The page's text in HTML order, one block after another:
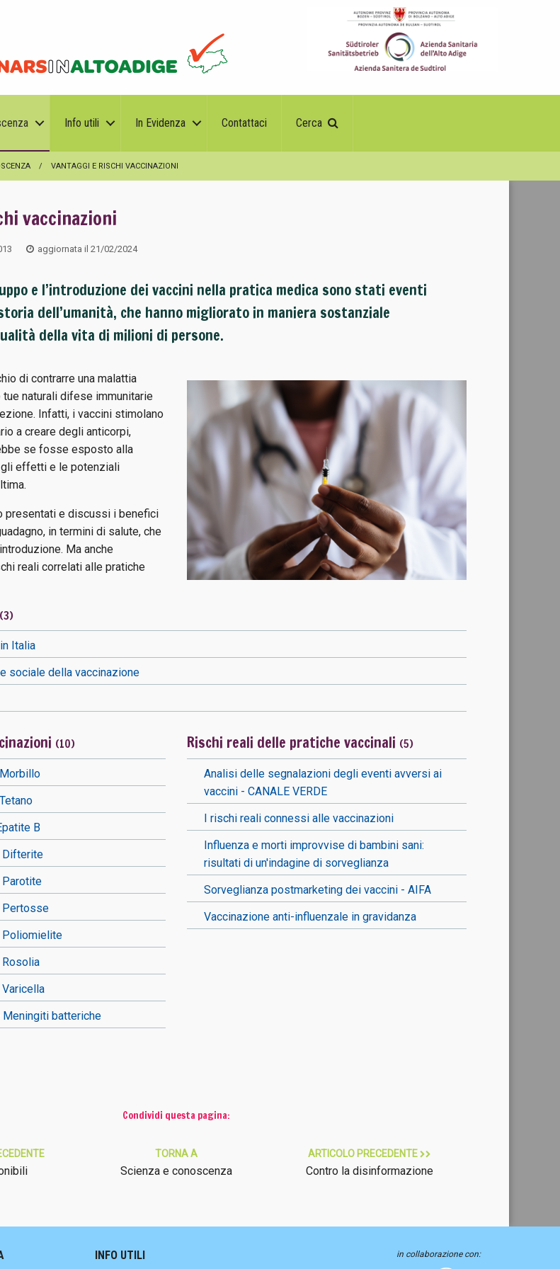
Info utili In Evidenza Contattaci Cerca
VANTAGGI E RISCHI VACCINAZIONI
vaccinazioni
aggiornata il 21/02/2024
e l’introduzione dei vaccini nella pratica medica sono stati eventi
dell’umanità, che hanno migliorato in maniera sostanziale
della vita di milioni di persone.
di contrarre una malattia
naturali difese immunitarie
Infatti, i vaccini stimolano
a creare degli anticorpi,
se fosse esposto alla
effetti e le potenziali
presentati e discussi i benefici
in termini di salute, che
Ma anche
reali correlati alle pratiche
(3)
Italia
sociale della vaccinazione
(10)
B
Difterite
Parotite
Pertosse
Poliomielite
batteriche
Rischi reali delle pratiche vaccinali (5)
Analisi delle segnalazioni degli eventi avversi ai
vaccini - CANALE VERDE
I rischi reali connessi alle vaccinazioni
Influenza e morti improvvise di bambini sani:
risultati di un'indagine di sorveglianza
Sorveglianza postmarketing dei vaccini - AIFA
Vaccinazione anti-influenzale in gravidanza
Condividi questa pagina:
TORNA A
Scienza e conoscenza
ARTICOLO PRECEDENTE
Contro la disinformazione
INFO UTILI in collaborazione con: